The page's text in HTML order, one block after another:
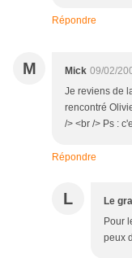
Répondre
M Mick 09/02/
Je reviens de
rencontré
/> <br /> Ps :
Répondre
L Le
Pour
peux